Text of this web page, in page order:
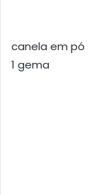
canela em pó
1 gema